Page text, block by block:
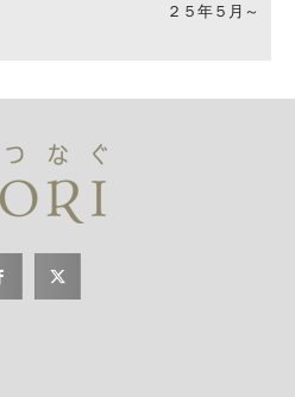
２５年５月～